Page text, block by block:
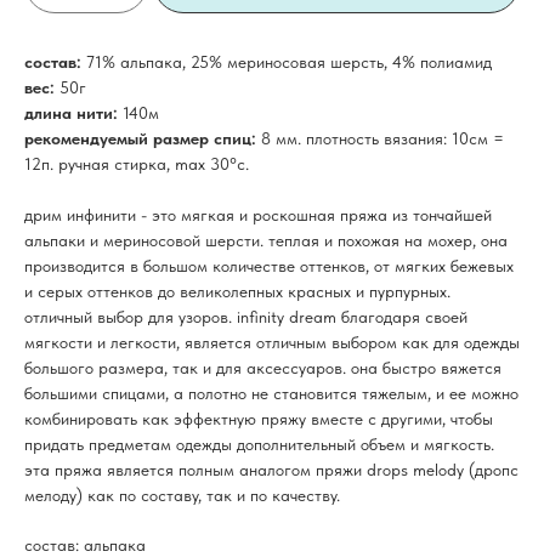
состав: 71% альпака, 25% мериносовая шерсть, 4% полиамид
вес: 50г
длина нити: 140м
рекомендуемый размер спиц: 8 мм. плотность вязания: 10см =
12п. ручная стирка, max 30°c.
дрим инфинити - это мягкая и роскошная пряжа из тончайшей
альпаки и мериносовой шерсти. теплая и похожая на мохер, она
производится в большом количестве оттенков, от мягких бежевых
и серых оттенков до великолепных красных и пурпурных.
отличный выбор для узоров. infinity dream благодаря своей
мягкости и легкости, является отличным выбором как для одежды
большого размера, так и для аксессуаров. она быстро вяжется
большими спицами, а полотно не становится тяжелым, и ее можно
комбинировать как эффектную пряжу вместе с другими, чтобы
придать предметам одежды дополнительный объем и мягкость.
эта пряжа является полным аналогом пряжи drops melody (дропс
мелоду) как по составу, так и по качеству.
состав: альпака